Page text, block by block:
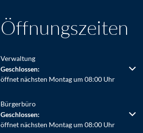
Öffnungszeiten
Verwaltung
Klicken, um weitere Öffnungs- oder
Geschlossen:
öffnet nächsten Montag um 08:00 Uhr
Bürgerbüro
Klicken, um weitere Öffnungs- oder
Geschlossen:
öffnet nächsten Montag um 08:00 Uhr